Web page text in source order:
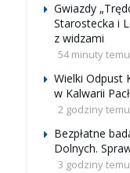
Gwiazdy
Starostecka i
z widzami
54 minuty temu
Wielki Odpust
w Kalwarii
2 godziny temu
Bezpłatne
Dolnych.
3 godziny temu